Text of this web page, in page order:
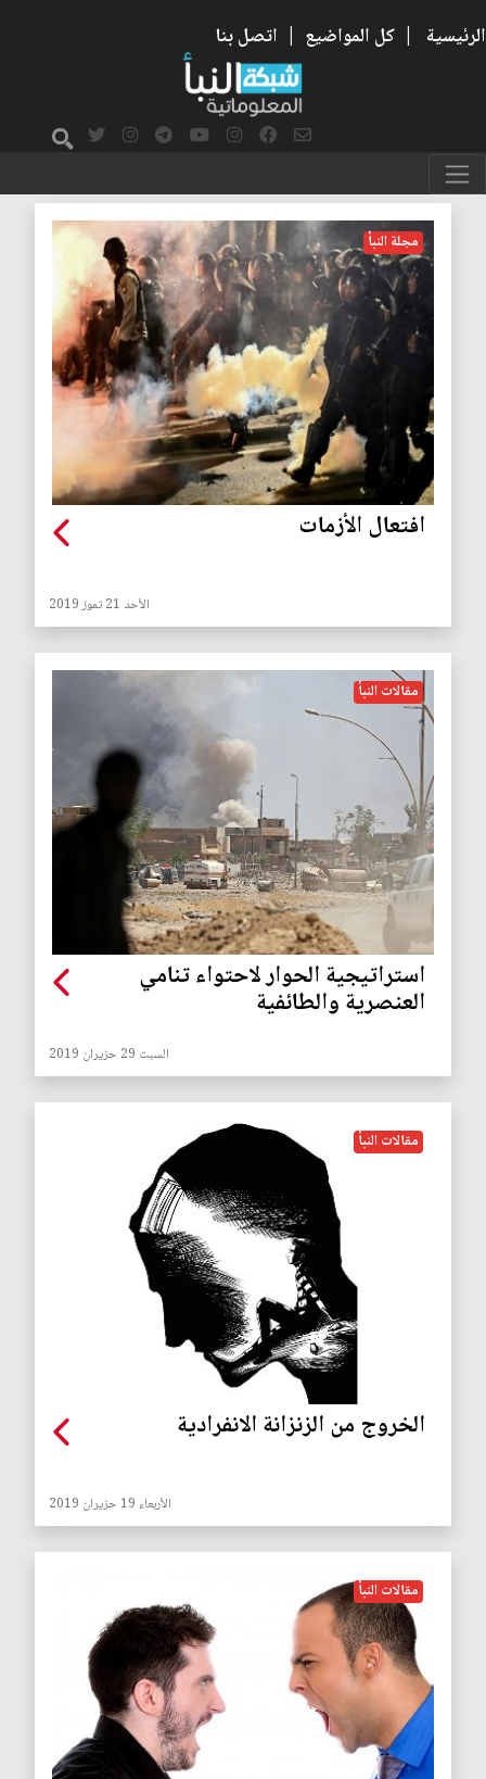
الرئيسية | كل المواضيع | اتصل بنا
مجلة النبأ
مجلة النبأ
افتعال الأزمات
الأحد 21 تموز 2019
مقالات النبأ
استراتيجية الحوار لاحتواء تنامي
العنصرية والطائفية
السبت 29 حزيران 2019
مقالات النبأ
الخروج من الزنزانة الانفرادية
الأربعاء 19 حزيران 2019
مقالات النبأ